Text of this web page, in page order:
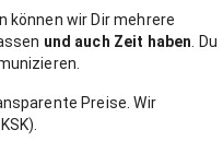
können wir Dir mehrere
und auch Zeit haben . Du
Preise. Wir